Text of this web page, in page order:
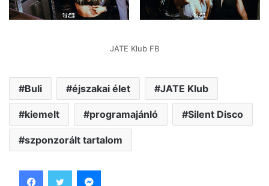
JATE Klub FB
Buli éjszakai élet JATE Klub
kiemelt programajánló Silent Disco
szponzorált tartalom